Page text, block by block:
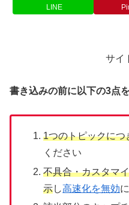
LINE
サイ
書き込みの前に以下の3点
1つのトピックにつ
ください
不具合・カスタマ
示し高速化を無効